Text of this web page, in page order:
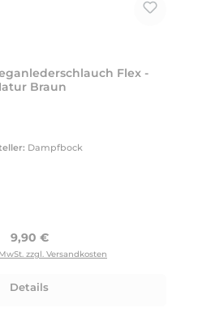
Flex -
Braun
Dampfbock
Regulärer Preis:
9,90 €
zzgl. Versandkosten
Details